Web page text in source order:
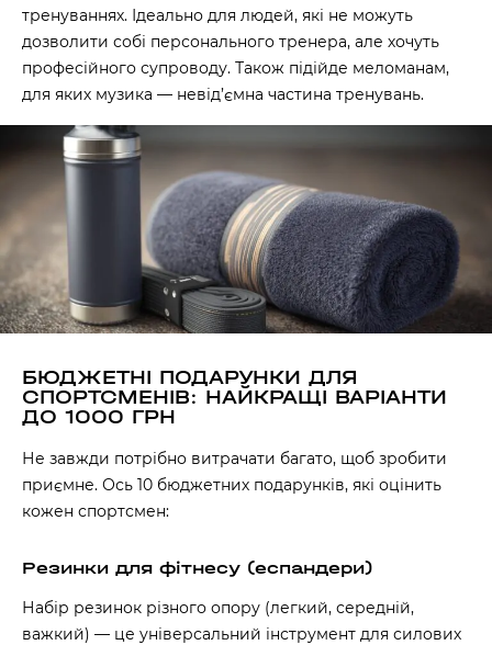
тренуваннях. Ідеально для людей, які не можуть
дозволити собі персонального тренера, але хочуть
професійного супроводу. Також підійде меломанам,
для яких музика — невід’ємна частина тренувань.
БЮДЖЕТНІ ПОДАРУНКИ ДЛЯ
СПОРТСМЕНІВ: НАЙКРАЩІ ВАРІАНТИ
ДО 1000 ГРН
Не завжди потрібно витрачати багато, щоб зробити
приємне. Ось 10 бюджетних подарунків, які оцінить
кожен спортсмен:
Резинки для фітнесу (еспандери)
Набір резинок різного опору (легкий, середній,
важкий) — це універсальний інструмент для силових